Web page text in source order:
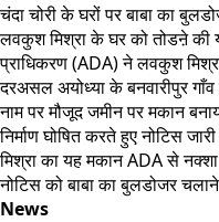
चंदा चोरी के घरों पर बाबा का
लवकुश मिश्रा के घर को तोडऩे की
प्राधिकरण (ADA) ने लवकुश
दरअसल अयोध्या के बनवारीपुर
नाम पर मौजूद जमीन पर मकान
निर्माण घोषित करते हुए नोटिस
मिश्रा का यह मकान ADA से
नोटिस को बाबा का बुलडोजर चलाने
News